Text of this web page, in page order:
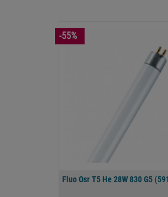
Fluo Osr T5 He 28W 830 G5
-55%